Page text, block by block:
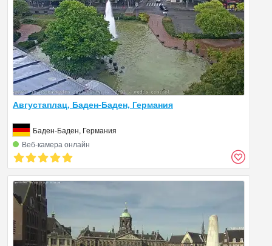
Августаплац, Баден-Баден, Германия
Баден-Баден, Германия
Веб‑камера онлайн